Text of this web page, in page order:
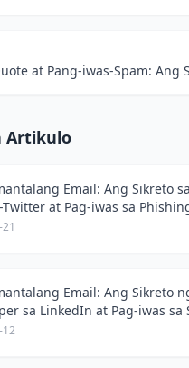
Artikulo
Email: Ang Sikreto
Twitter at Pag-iwas sa
Email: Ang Sikreto
sa LinkedIn at Pag-iwas sa